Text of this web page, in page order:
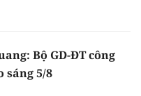
Bộ GD-ĐT công
sáng 5/8